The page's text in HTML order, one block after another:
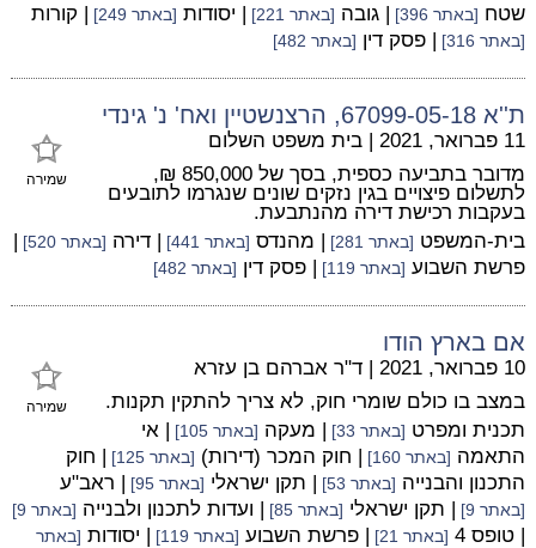
שטח [באתר 396] | גובה [באתר 221] | יסודות [באתר 249] | קורות
[באתר 316] | פסק דין [באתר 482]
ת''א 67099-05-18, הרצנשטיין ואח' נ' גינדי
שמירה
11 פברואר, 2021 | בית משפט השלום
מדובר בתביעה כספית, בסך של 850,000 ₪,
לתשלום פיצויים בגין נזקים שונים שנגרמו לתובעים
בעקבות רכישת דירה מהנתבעת.
בית-המשפט [באתר 281] | מהנדס [באתר 441] | דירה [באתר 520]
|
פרשת השבוע [באתר 119] | פסק דין [באתר 482]
אם בארץ הודו
שמירה
10 פברואר, 2021 | ד"ר אברהם בן עזרא
במצב בו כולם שומרי חוק, לא צריך להתקין תקנות.
תכנית ומפרט [באתר 33] | מעקה [באתר 105]
| אי
התאמה [באתר 160] | חוק המכר (דירות) [באתר 125]
| חוק
התכנון והבנייה [באתר 53] | תקן ישראלי [באתר 95] | ראב"ע
[באתר 9] | תקן ישראלי [באתר 85] | ועדות לתכנון ולבנייה [באתר 9]
| טופס 4 [באתר 21] | פרשת השבוע [באתר 119] | יסודות [באתר